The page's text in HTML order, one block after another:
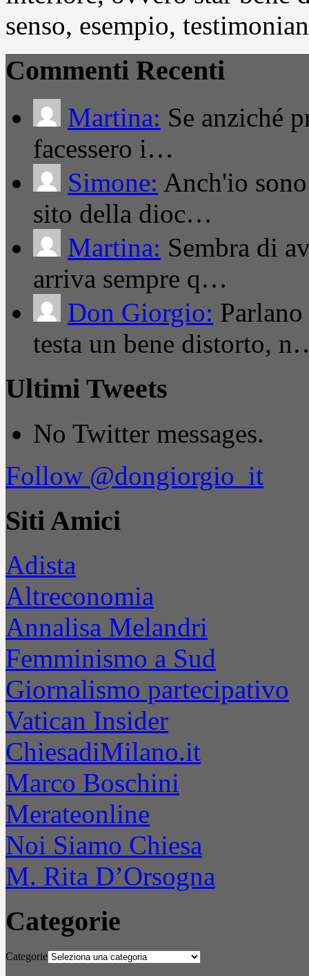
senso, esempio,
Commenti Recenti
Martina: Se anziché
facessero i…
Simone: Anch'io
sito della dioc…
Martina: Sembra di
arriva sempre q…
Don Giorgio:
testa un bene distorto,
Ultimi Tweets
No Twitter messages.
Follow @dongiorgio_it
Siti Amici
Adista
Altreconomia
Annalisa Melandri
Femminismo a Sud
Giornalismo partecipativo
Vatican Insider
ChiesadiMilano.it
Marco Boschini
Merateonline
Noi Siamo Chiesa
M. Rita D’Orsogna
Categorie
Categorie